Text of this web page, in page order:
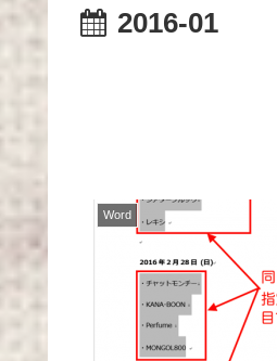
2016-01
Word